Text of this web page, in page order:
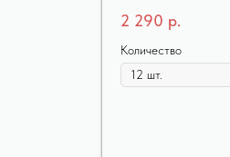
2 290 р.
Количество